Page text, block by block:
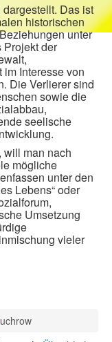
Das ist
historischen
unter
Projekt der
Interesse von
Die Verlierer sind
sowie die
seelische
will man nach
mögliche
unter den
Lebens“ oder
Umsetzung
vieler